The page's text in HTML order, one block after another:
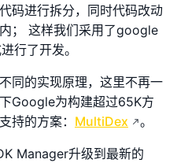
码进行拆分，同时代码改动
； 这样我们采用了google
行了开发。
同的实现原理，这里不再一
Google为构建超过65K方
持的方案： MultiDex 。
Manager升级到最新的